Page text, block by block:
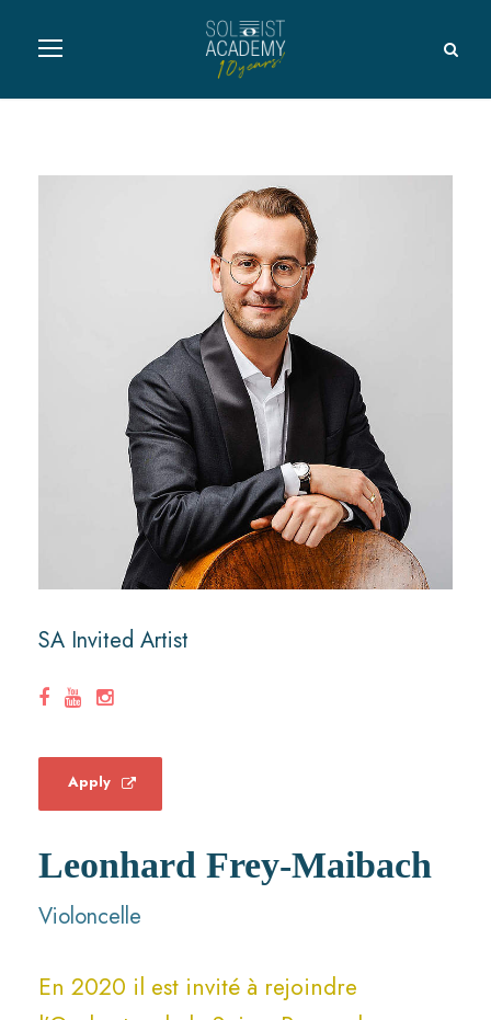
SA Invited Artist
Apply
Leonhard Frey-Maibach
Violoncelle
En 2020 il est invité à rejoindre